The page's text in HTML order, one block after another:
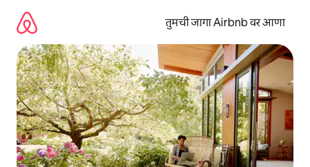
तुमची जागा Airbnb वर आणा